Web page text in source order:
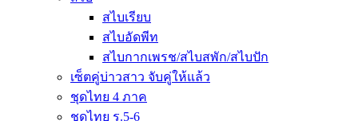
สไบเรียบ
สไบอัดพีท
สไบกากเพรช/สไบสพัก/สไบปัก
เซ็ตคู่บ่าวสาว จับคู่ให้แล้ว
ชุดไทย 4 ภาค
ชุดไทย ร.5-6